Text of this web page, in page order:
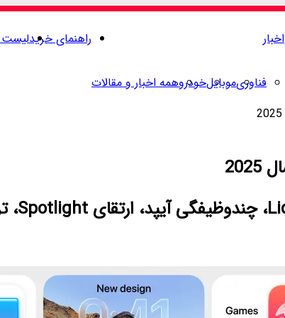
اخبار
فناوریموبایلخودروهمه اخبار و مقالات
راهنمای خرید